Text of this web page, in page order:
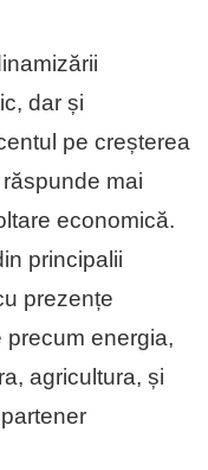
dar și
pe creșterea
mai
economică.
principalii
prezențe
energia,
agricultura, și